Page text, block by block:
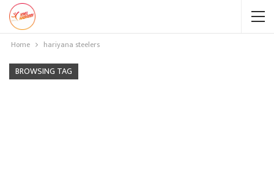
Home hariyana steelers
BROWSING TAG